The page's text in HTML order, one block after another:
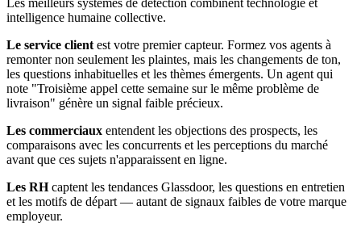
intelligence humaine collective.
Le service client est votre premier capteur. Formez vos agents à
remonter non seulement les plaintes, mais les changements de ton,
les questions inhabituelles et les thèmes émergents. Un agent qui
note "Troisième appel cette semaine sur le même problème de
livraison" génère un signal faible précieux.
Les commerciaux entendent les objections des prospects, les
comparaisons avec les concurrents et les perceptions du marché
avant que ces sujets n'apparaissent en ligne.
Les RHcaptent les tendances Glassdoor, les questions en entretien
et les motifs de départ — autant de signaux faibles de votre marque
employeur.